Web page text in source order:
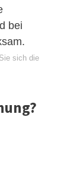
bei
sich die